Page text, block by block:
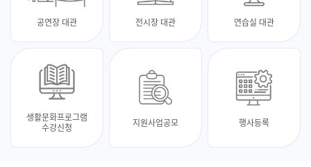
공연장 대관 전시장 대관 연습실 대관
생활문화프로그램
수강신청
지원사업공모 행사등록